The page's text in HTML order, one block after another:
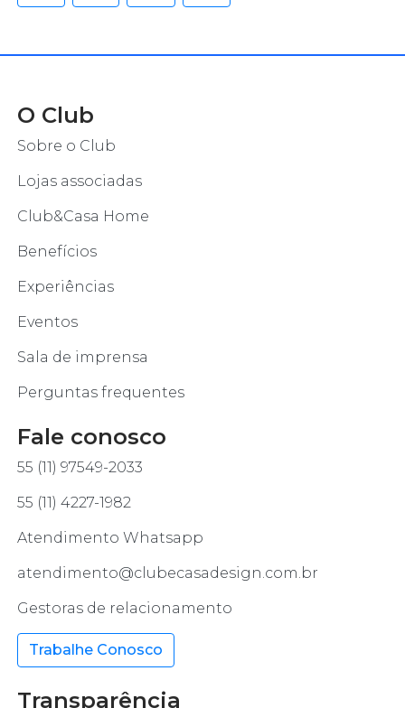
O Club
Sobre o Club
Lojas associadas
Club&Casa Home
Benefícios
Experiências
Eventos
Sala de imprensa
Perguntas frequentes
Fale conosco
55 (11) 97549-2033
55 (11) 4227-1982
Atendimento Whatsapp
atendimento@clubecasadesign.com.br
Gestoras de relacionamento
Trabalhe Conosco
Transparência